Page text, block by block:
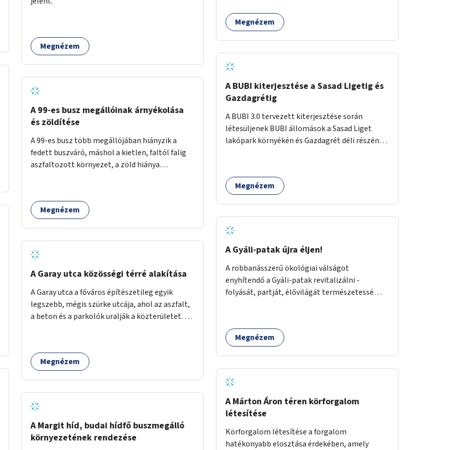
időszakokban zsúfolt 5-ös autóbusz
Megnézem
A 99-es busz megállóinak árnyékolása
és zöldítése
A 99-es busz több megállójában hiányzik a
fedett buszváró, máshol a kietlen, faltól falig
aszfaltozott környezet, a zöld hiánya
zöldítéssel is össze lehetne kötni: ahol
megoldható, ott az utasváróra vagy akár
megállókat.
Megnézem
A Garay utca közösségi térré alakítása
A Garay utca a főváros építészetileg egyik
legszebb, mégis szürke utcája, ahol az aszfalt,
a beton és a parkolók uralják a közterületet. Az
közösségbarát terület létrehozásának. A
szakaszon a parkolás átszervezésével
sakkasztal és egy lábbal tekerhető
mobiltöltőpont tennék kellemesebbé (és
hűvösebbé) a környéken lakók és az arra járók
mindennapjait.
Megnézem
A Margit híd, budai hídfő buszmegálló
környezetének rendezése
alkalmas lenne egy nagy biodiverzitású hosszú
kert kialakítására, több szintű növényzettel,
Megnézem
A BUBI kiterjesztése a Sasad Ligetig és
Gazdagrétig
A BUBI 3.0 tervezett kiterjesztése során
létesüljenek BUBI állomások a Sasad Liget
lakópark környékén és Gazdagrét déli részén
Megnézem
A Gyáli-patak újra éljen!
A robbanásszerű ökológiai válságot
enyhítendő a Gyáli-patak revitalizálni -
folyását, partját, élővilágát természetessé
terhelt módon. Élő kapcsolatot létrehozni
Soroksár és a patak között, illetve a
vezetésével.
Megnézem
A Márton Áron téren körforgalom
létesítése
Körforgalom létesítése a forgalom
hatékonyabb elosztása érdekében, amely